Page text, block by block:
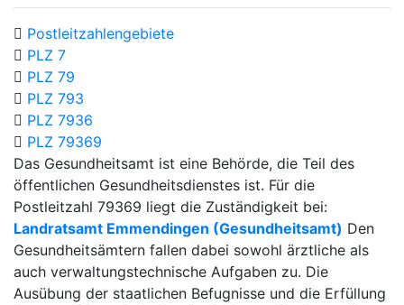
Postleitzahlengebiete
PLZ 7
PLZ 79
PLZ 793
PLZ 7936
PLZ 79369
Das Gesundheitsamt ist eine Behörde, die Teil des
öffentlichen Gesundheitsdienstes ist. Für die
Postleitzahl 79369 liegt die Zuständigkeit bei:
Landratsamt Emmendingen (Gesundheitsamt) Den
Gesundheitsämtern fallen dabei sowohl ärztliche als
auch verwaltungstechnische Aufgaben zu. Die
Ausübung der staatlichen Befugnisse und die Erfüllung